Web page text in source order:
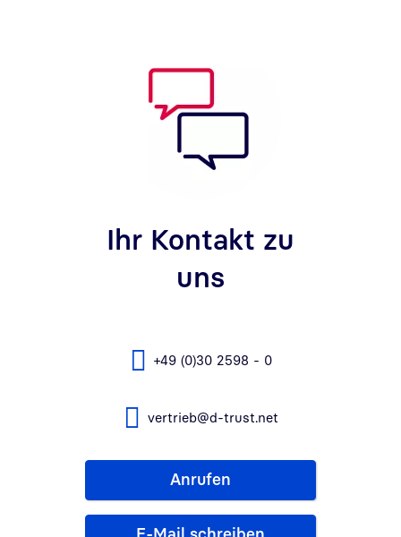
Ihr Kontakt zu
uns
+49 (0)30 2598 - 0
vertrieb@d-trust.net
Anrufen